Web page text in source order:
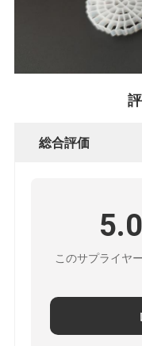
総合評価
5.0
このサプライヤ